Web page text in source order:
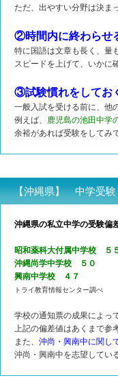
ただ、出やすい分野は決ま
②時間内に終わらせ
特に国語は文章も長く、量
スピードを上げて、いかに
③試験慣れをしてお
一般入試を受ける前に、他
例えば、 鹿児島の池田中学
余裕があれば受験をしてみ
【沖縄県】 中学受験
沖縄県の私立中学の受験偏
昭和薬科大付属中学校 ５
沖縄尚学中学校 ５０
興南中学校 ４７
トライ教育情報センター調べ
学校の通知票の成果によっ
上記の偏差値はあくまで参
また、 沖尚・興南中に関し
沖尚・興南中を志望してい